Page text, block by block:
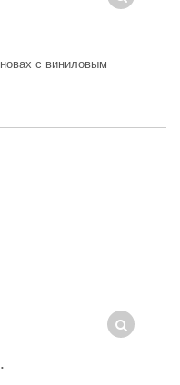
с виниловым